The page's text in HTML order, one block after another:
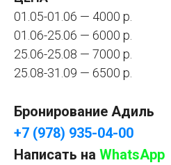
01.05-01.06 — 4000 р.
01.06-25.06 — 6000 р.
25.06-25.08 — 7000 р.
25.08-31.09 — 6500 р.
Бронирование Адиль
+7 (978) 935-04-00
Написать на WhatsApp